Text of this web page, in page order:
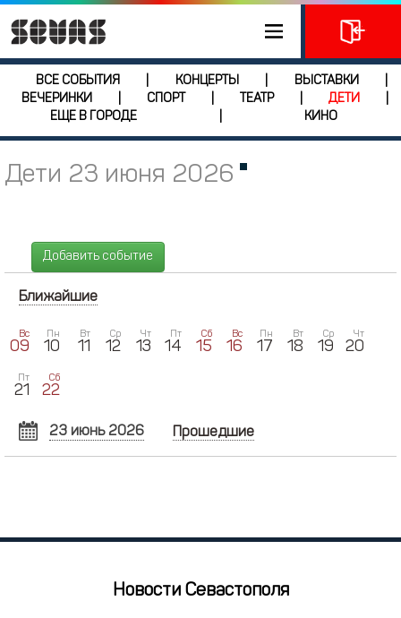
ВСЕ СОБЫТИЯ КОНЦЕРТЫ ВЫСТАВКИ
ВЕЧЕРИНКИ
СПОРТ ТЕАТР ДЕТИ
ЕЩЕ В ГОРОДЕ
КИНО
Дети 23 июня 2026
Добавить событие
Ближайшие
Вс
09
Пн
10
Вт
11
Ср
12
Чт
13
Пт
14
Сб
15
Вс
16
Пн
17
Вт
18
Ср
19
Чт
20
Пт
21
Сб
22
23 июнь 2026
ИЮНЬ 2026
8 9 10 11 12 13 14
24 25 26
Прошедшие
Новости Севастополя